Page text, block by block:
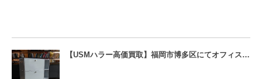
【USMハラー高価買取】福岡市博多区にてオフィス…